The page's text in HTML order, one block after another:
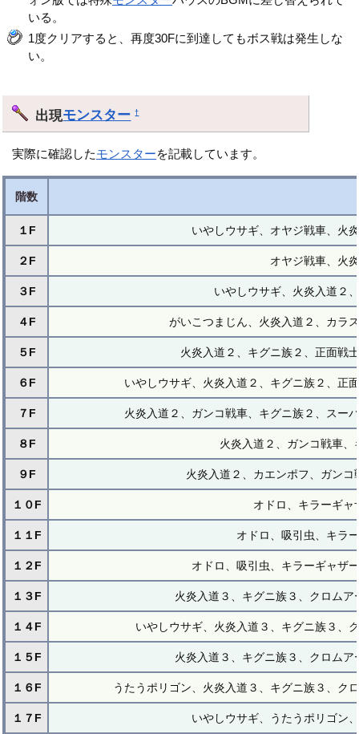
いる。
1度クリアすると、再度30Fに到達してもボス戦は発生しな
い。
出現モンスター †
実際に確認したモンスターを記載しています。
階数
１F いやしウサギ、オヤジ戦車、火
２F オヤジ戦車、火
３F いやしウサギ、火炎入道２
４F がいこつまじん、火炎入道２、カラ
５F 火炎入道２、キグニ族２、正面戦
６F いやしウサギ、火炎入道２、キグニ族２、正
７F 火炎入道２、ガンコ戦車、キグニ族２、スー
８F 火炎入道２、ガンコ戦車
９F 火炎入道２、カエンポフ、ガン
１０F オドロ、キラーギ
１１F オドロ、吸引虫、キラ
１２F オドロ、吸引虫、キラーギャザ
１３F 火炎入道３、キグニ族３、クロム
１４F いやしウサギ、火炎入道３、キグニ族３、
１５F 火炎入道３、キグニ族３、クロム
１６F うたうポリゴン、火炎入道３、キグニ族３、ク
１７F いやしウサギ、うたうポリゴン